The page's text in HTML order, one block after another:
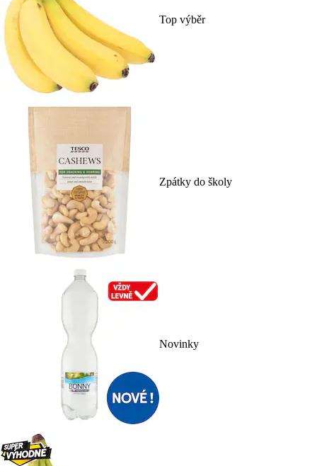
Top výběr
Zpátky do školy
Novinky